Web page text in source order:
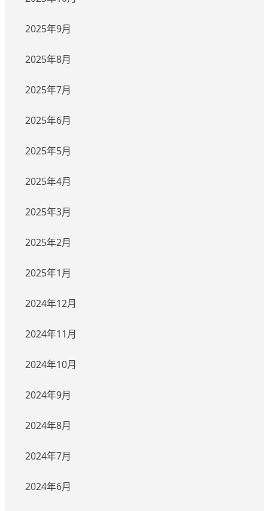
2025年9月
2025年8月
2025年7月
2025年6月
2025年5月
2025年4月
2025年3月
2025年2月
2025年1月
2024年12月
2024年11月
2024年10月
2024年9月
2024年8月
2024年7月
2024年6月